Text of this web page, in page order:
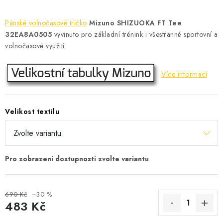
SPORTY
MEGA SLEVY
NOVINKY
NOVINKY INOV-8
OBLÍBENÉ DROBNOSTI
Ceník dopravy
Pánské volnočasové tričko Mizuno SHIZUOKA FT Tee
32EA8A0505 vyvinuto pro základní trénink i všestranné sportovní a
volnočasové využití.
Více informací
Velikost textilu
690 Kč –30 %
483 Kč